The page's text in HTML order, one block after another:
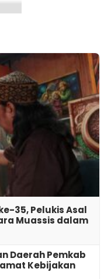
35, Pelukis Asal
Muassis dalam
Daerah Pemkab
Kebijakan